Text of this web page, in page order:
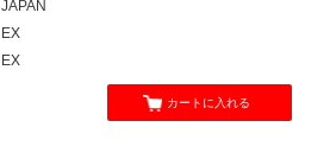
JAPAN
EX
EX
カートに入れる